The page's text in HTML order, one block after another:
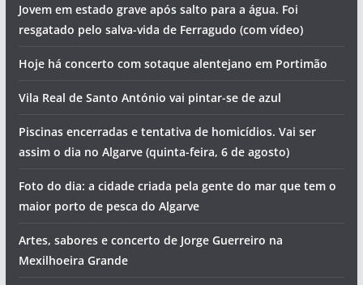
Jovem em estado grave após salto para a água. Foi
resgatado pelo salva-vida de Ferragudo (com vídeo)
Hoje há concerto com sotaque alentejano em Portimão
Vila Real de Santo António vai pintar-se de azul
Piscinas encerradas e tentativa de homicídios. Vai ser
assim o dia no Algarve (quinta-feira, 6 de agosto)
Foto do dia: a cidade criada pela gente do mar que tem o
maior porto de pesca do Algarve
Artes, sabores e concerto de Jorge Guerreiro na
Mexilhoeira Grande